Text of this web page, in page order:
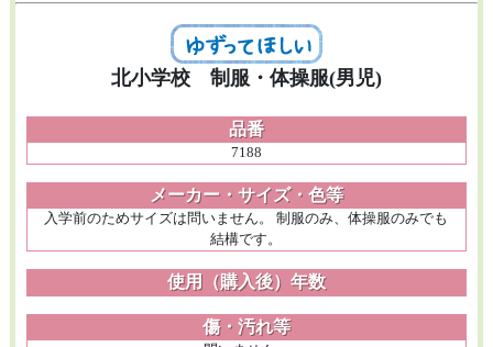
北小学校 制服・体操服(男児)
品番
7188
メーカー・サイズ・色等
入学前のためサイズは問いません。 制服のみ、体操服のみでも
結構です。
使用（購入後）年数
傷・汚れ等